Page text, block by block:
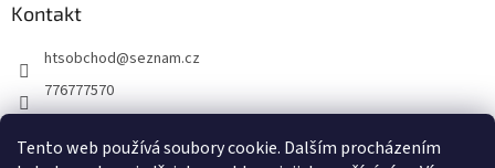
Tento web používá soubory cookie. Dalším procházením
Kontakt
htsobchod@seznam.cz
776777570
https://www.facebook.com/Elektro-Vr%C5%A1ovick%C3%A1-229